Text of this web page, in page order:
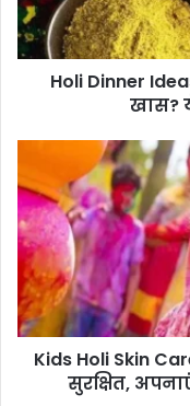
n
n
e
s
:
हो
ली
के
बा
द
Holi Dinner
खास?
d
s
H
o
i
S
Kids Holi Skin
सुरक्षित,